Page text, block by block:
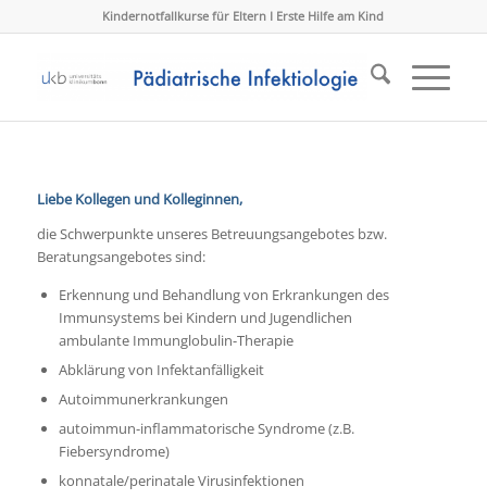
Kindernotfallkurse für Eltern I Erste Hilfe am Kind
Liebe Kollegen und Kolleginnen,
die Schwerpunkte unseres Betreuungsangebotes bzw.
Beratungsangebotes sind:
Erkennung und Behandlung von Erkrankungen des
Immunsystems bei Kindern und Jugendlichen
ambulante Immunglobulin-Therapie
Abklärung von Infektanfälligkeit
Autoimmunerkrankungen
autoimmun-inflammatorische Syndrome (z.B.
Fiebersyndrome)
konnatale/perinatale Virusinfektionen